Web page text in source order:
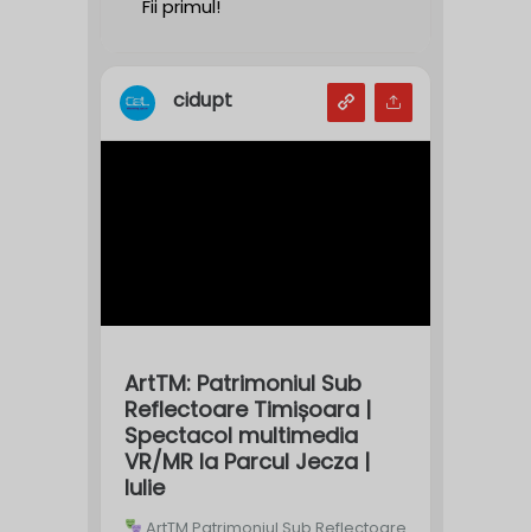
Fii primul!
cidupt
ArtTM: Patrimoniul Sub
Reflectoare Timișoara |
Spectacol multimedia
VR/MR la Parcul Jecza |
Iulie
ArtTM Patrimoniul Sub Reflectoare